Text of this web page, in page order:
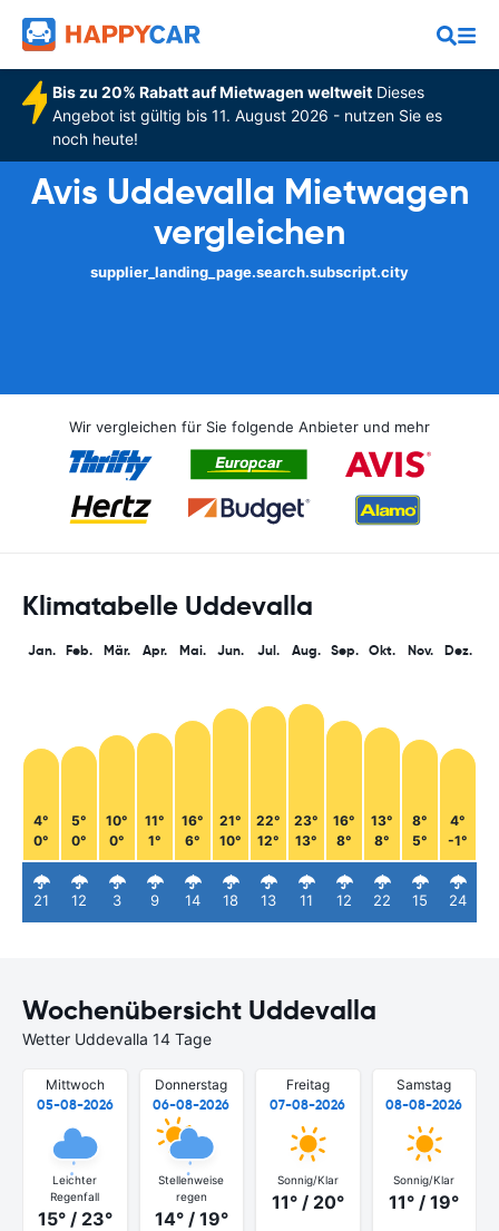
Bis zu 20% Rabatt auf Mietwagen weltweitDieses
Angebot ist gültig bis 11. August 2026 - nutzen Sie es
noch heute!
Avis Uddevalla Mietwagen
vergleichen
supplier_landing_page.search.subscript.city
Wir vergleichen für Sie folgende Anbieter und mehr
Klimatabelle Uddevalla
Jan.
4°
0°
21
Feb.
5°
0°
12
Mär.
10°
0°
3
Apr.
11°
1°
9
Mai.
16°
6°
14
Jun.
21°
10°
18
Jul.
22°
12°
13
Aug.
23°
13°
11
Sep.
16°
8°
12
Okt.
13°
8°
22
Nov.
8°
5°
15
Dez.
4°
-1°
24
Wochenübersicht Uddevalla
Wetter Uddevalla 14 Tage
Mittwoch
05-08-2026
Leichter
Regenfall
15° / 23°
Donnerstag
06-08-2026
Stellenweise
regen
14° / 19°
Freitag
07-08-2026
Sonnig/Klar
11° / 20°
Samstag
08-08-2026
Sonnig/Klar
11° / 19°